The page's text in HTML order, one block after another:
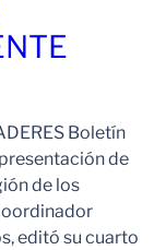
Boletín
de
de los
editó su cuarto